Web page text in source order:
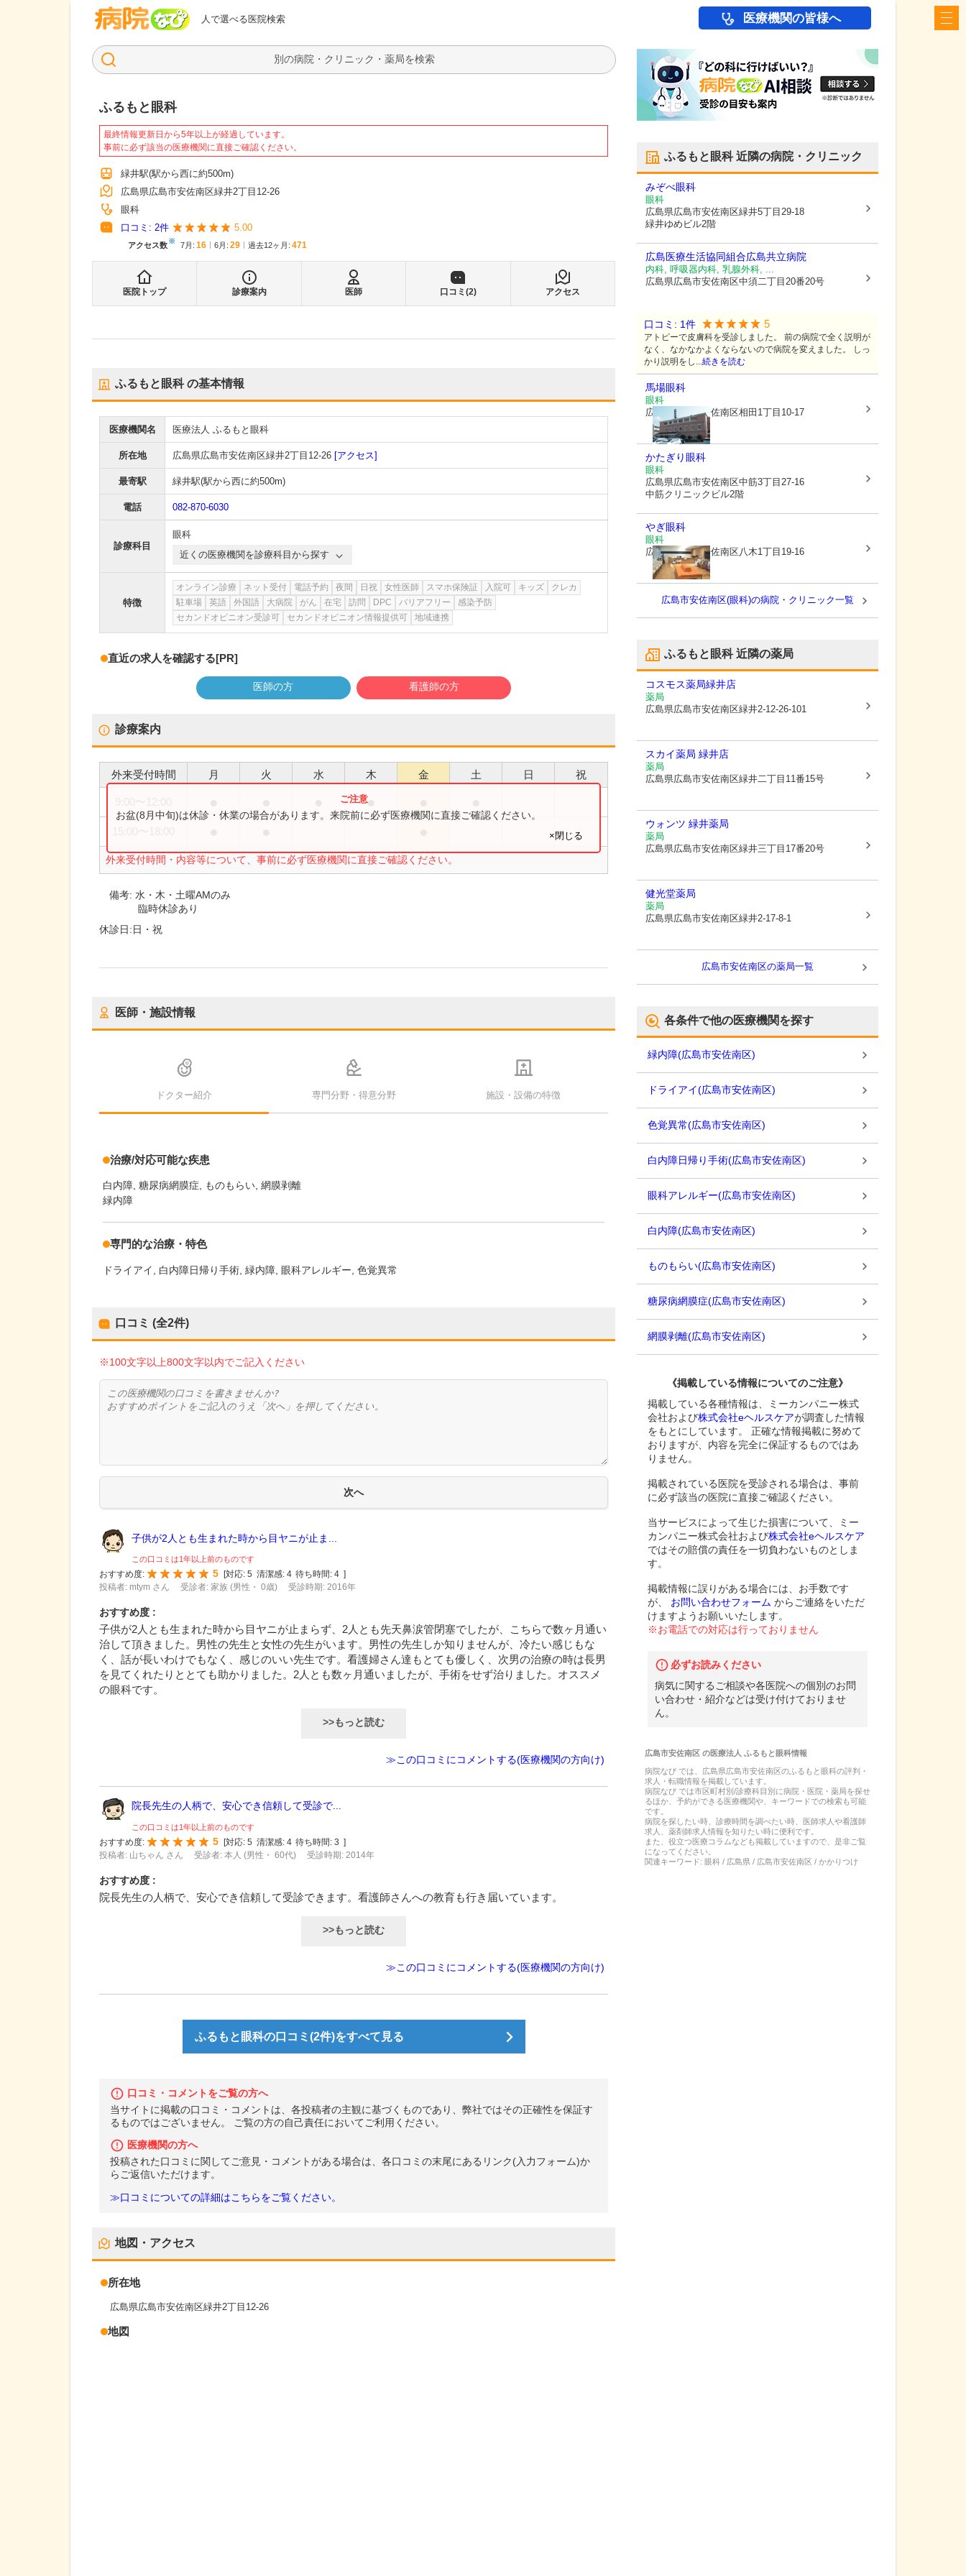
人で選べる医院検索
病院なび 医療機関の皆様へ
検索
ふるもと眼科
最終情報更新日から5年以上が経過しています。
事前に必ず該当の医療機関に直接ご確認ください。
緑井駅(駅から西に約500m)
広島県広島市安佐南区緑井2丁目12-26
眼科
口コミ: 2件 5.00
アクセス数※ 7月 : 16 6月 : 29 過去12ヶ月: 471
医院トップ 診療案内 医師 口コミ(2) アクセス
ふるもと眼科の基本情報
医療機関名 医療法人 ふるもと眼科
所在地 広島県広島市安佐南区緑井2丁目12-26 [アクセス]
最寄駅 緑井駅(駅から西に約500m)
電話 082-870-6030
診療科目
眼科
近くの医療機関を診療科目から探す
特徴
オンライン診療 ネット受付 電話予約 夜間 日祝 女性医師 スマホ保険証 入院可 キッズ
クレカ
駐車場
英語 外国語 大病院 がん 在宅 訪問 DPC バリアフリー
感染予防
セカンドオピニオン受診可
セカンドオピニオン情報提供可 地域連携
直近の求人を確認する[PR]
医師の方 看護師の方
診療案内
外来受付時間 月 火 水 木 金 土 日 祝
●
外来受付時間・内容等について、事前に必ず医療機関に直接ご確認ください。
お盆(8月中旬)は休診・休業の場合があります。来院前に必ず医療機関に直接ご確認ください。
×閉じる
備考:水・木・土曜AMのみ
臨時休診あり
休診日:日・祝
医師・施設情報
ドクター紹介 専門分野・得意分野 施設・設備の特徴
治療/対応可能な疾患
白内障 糖尿病網膜症 ものもらい 網膜剥離
緑内障
専門的な治療・特色
ドライアイ 白内障日帰り手術 緑内障 眼科アレルギー 色覚異常
口コミ (全2件)
※100文字以上800文字以内でご記入ください
子供が2人とも生まれた時から目ヤニが止ま...
この口コミは1年以上前のものです
おすすめ度:
5 [対応: 5 清潔感: 4 待ち時間: 4 ]
投稿者: mtym さん
受診者: 家族 (男性・ 0歳) 受診時期: 2016年
おすすめ度 :
子供が2人とも生まれた時から目ヤニが止まらず、2人とも先天鼻涙管閉塞でしたが、こちらで数ヶ月通い
治して頂きました。男性の先生と女性の先生がいます。男性の先生しか知りませんが、冷たい感じもな
く、話が長いわけでもなく、感じのいい先生です。看護婦さん達もとても優しく、次男の治療の時は長男
を見てくれたりととても助かりました。2人とも数ヶ月通いましたが、手術をせず治りました。オススメ
の眼科です。
>>もっと読む
≫この口コミにコメントする(医療機関の方向け)
院長先生の人柄で、安心でき信頼して受診で...
この口コミは1年以上前のものです
おすすめ度:
5 [対応: 5 清潔感: 4 待ち時間: 3 ]
投稿者: 山ちゃん さん
受診者: 本人 (男性・ 60代) 受診時期: 2014年
おすすめ度 :
院長先生の人柄で、安心でき信頼して受診できます。看護師さんへの教育も行き届いています。
>>もっと読む
≫この口コミにコメントする(医療機関の方向け)
ふるもと眼科の口コミ(2件)をすべて見る
口コミ・コメントをご覧の方へ
当サイトに掲載の口コミ・コメントは、各投稿者の主観に基づくものであり、弊社ではその正確性を保証す
るものではございません。 ご覧の方の自己責任においてご利用ください。
医療機関の方へ
投稿された口コミに関してご意見・コメントがある場合は、各口コミの末尾にあるリンク(入力フォーム)か
らご返信いただけます。
≫口コミについての詳細はこちらをご覧ください。
地図・アクセス
所在地
広島県広島市安佐南区緑井2丁目12-26
地図
ふるもと眼科近隣の病院・クリニック
みぞべ眼科
眼科
広島県広島市安佐南区緑井5丁目29-18
緑井ゆめビル2階
広島医療生活協同組合広島共立病院
内科, 呼吸器内科, 乳腺外科, ...
広島県広島市安佐南区中須二丁目20番20号
口コミ: 1件 5
アトピーで皮膚科を受診しました。 前の病院で全く説明が
なく、なかなかよくならないので病院を変えました。 しっ
かり説明をし...続きを読む
馬場眼科
眼科
広島県広島市安佐南区相田1丁目10-17
かたぎり眼科
眼科
広島県広島市安佐南区中筋3丁目27-16
中筋クリニックビル2階
やぎ眼科
眼科
広島県広島市安佐南区八木1丁目19-16
広島市安佐南区(眼科)の病院・クリニック一覧
ふるもと眼科近隣の薬局
コスモス薬局緑井店
薬局
広島県広島市安佐南区緑井2-12-26-101
スカイ薬局 緑井店
薬局
広島県広島市安佐南区緑井二丁目11番15号
ウォンツ 緑井薬局
薬局
広島県広島市安佐南区緑井三丁目17番20号
健光堂薬局
薬局
広島県広島市安佐南区緑井2-17-8-1
広島市安佐南区の薬局一覧
各条件で他の医療機関を探す
緑内障(広島市安佐南区)
ドライアイ(広島市安佐南区)
色覚異常(広島市安佐南区)
白内障日帰り手術(広島市安佐南区)
眼科アレルギー(広島市安佐南区)
白内障(広島市安佐南区)
ものもらい(広島市安佐南区)
糖尿病網膜症(広島市安佐南区)
網膜剥離(広島市安佐南区)
《掲載している情報についてのご注意》
掲載している各種情報は、ミーカンパニー株式
会社および株式会社eヘルスケアが調査した情報
をもとにしています。 正確な情報掲載に努めて
おりますが、内容を完全に保証するものではあ
りません。
掲載されている医院を受診される場合は、事前
に必ず該当の医院に直接ご確認ください。
当サービスによって生じた損害について、ミー
カンパニー株式会社および株式会社eヘルスケア
ではその賠償の責任を一切負わないものとしま
す。
掲載情報に誤りがある場合には、お手数です
が、
お問い合わせフォーム からご連絡をいただ
けますようお願いいたします。
※お電話での対応は行っておりません
必ずお読みください
病気に関するご相談や各医院への個別のお問
い合わせ・紹介などは受け付けておりませ
ん。
広島市安佐南区の医療法人 ふるもと眼科情報
病院なび では、 広島県広島市安佐南区のふるもと眼科の評判・
求人・転職情報を掲載しています。
病院なび では市区町村別/診療科目別に病院・医院・薬局を探せ
るほか、予約ができる医療機関や、キーワードでの検索も可能
です。
病院を探したい時、診療時間を調べたい時、医師求人や看護師
求人、薬剤師求人情報を知りたい時に便利です。
また、役立つ医療コラムなども掲載していますので、是非ご覧
になってください。
関連キーワード: 眼科 / 広島県 / 広島市安佐南区 / かかりつけ